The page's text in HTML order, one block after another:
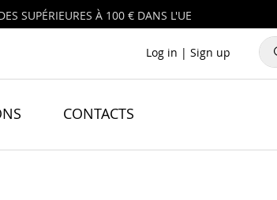
SUPÉRIEURES À 100 € DANS L'UE
Log in | Sign up
CONTACTS